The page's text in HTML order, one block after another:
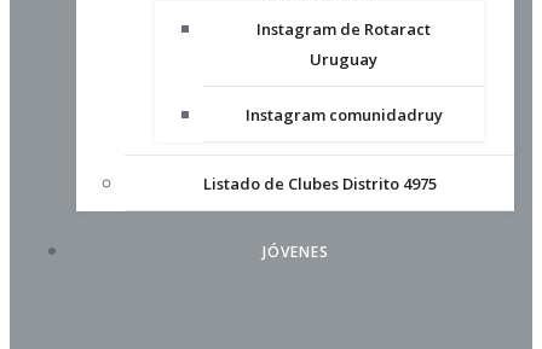
Instagram de Rotaract
Uruguay
Instagram comunidadruy
Listado de Clubes Distrito 4975
JÓVENES